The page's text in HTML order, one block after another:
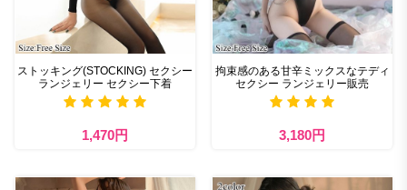
ストッキング(STOCKING) セクシー
ランジェリー セクシー下着
1,470円
拘束感のある甘辛ミックスなテディ
セクシー ランジェリー販売
3,180円